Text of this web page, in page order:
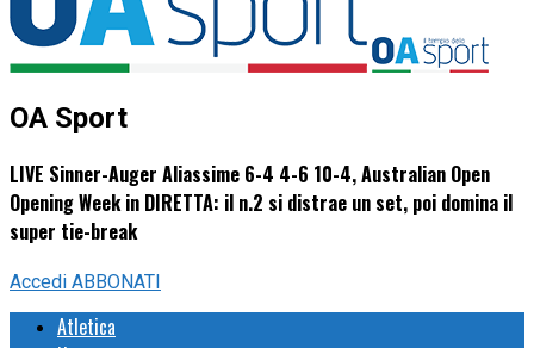
OA Sport
LIVE Sinner-Auger Aliassime 6-4 4-6 10-4, Australian Open
Opening Week in DIRETTA: il n.2 si distrae un set, poi domina il
super tie-break
Accedi ABBONATI
Atletica